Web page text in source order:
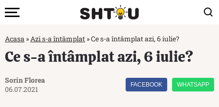
Acasa »Azi s-a întâmplat »Ce s-a întâmplat azi, 6 iulie?
Ce s-a întâmplat azi, 6 iulie?
Sorin Florea
06.07.2021
FACEBOOK WHATSAPP